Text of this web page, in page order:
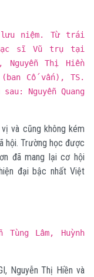
lưu niệm. Từ trái
sĩ Vũ trụ tại
Nguyễn Thị Hiền
Cố vấn), TS.
Nguyễn Quang
và cũng không kém
hội. Trường học được
đã mang lại cơ hội
đại bậc nhất Việt
Lâm, Huỳnh
Nguyễn Thị Hiền và